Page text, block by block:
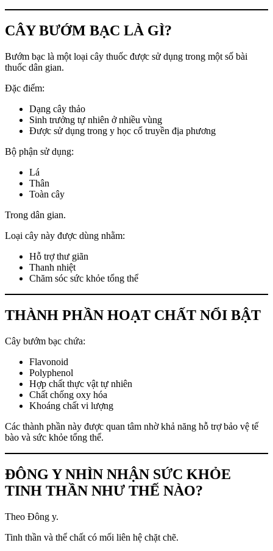
CÂY BƯỚM BẠC LÀ GÌ?
Bướm bạc là một loại cây thuốc được sử dụng trong một số bài
thuốc dân gian.
Đặc điểm:
Dạng cây thảo
Sinh trưởng tự nhiên ở nhiều vùng
Được sử dụng trong y học cổ truyền địa phương
Bộ phận sử dụng:
Lá
Thân
Toàn cây
Trong dân gian.
Loại cây này được dùng nhằm:
Hỗ trợ thư giãn
Thanh nhiệt
Chăm sóc sức khỏe tổng thể
THÀNH PHẦN HOẠT CHẤT NỔI BẬT
Cây bướm bạc chứa:
Flavonoid
Polyphenol
Hợp chất thực vật tự nhiên
Chất chống oxy hóa
Khoáng chất vi lượng
Các thành phần này được quan tâm nhờ khả năng hỗ trợ bảo vệ tế
bào và sức khỏe tổng thể.
ĐÔNG Y NHÌN NHẬN SỨC KHỎE
TINH THẦN NHƯ THẾ NÀO?
Theo Đông y.
Tinh thần và thể chất có mối liên hệ chặt chẽ.